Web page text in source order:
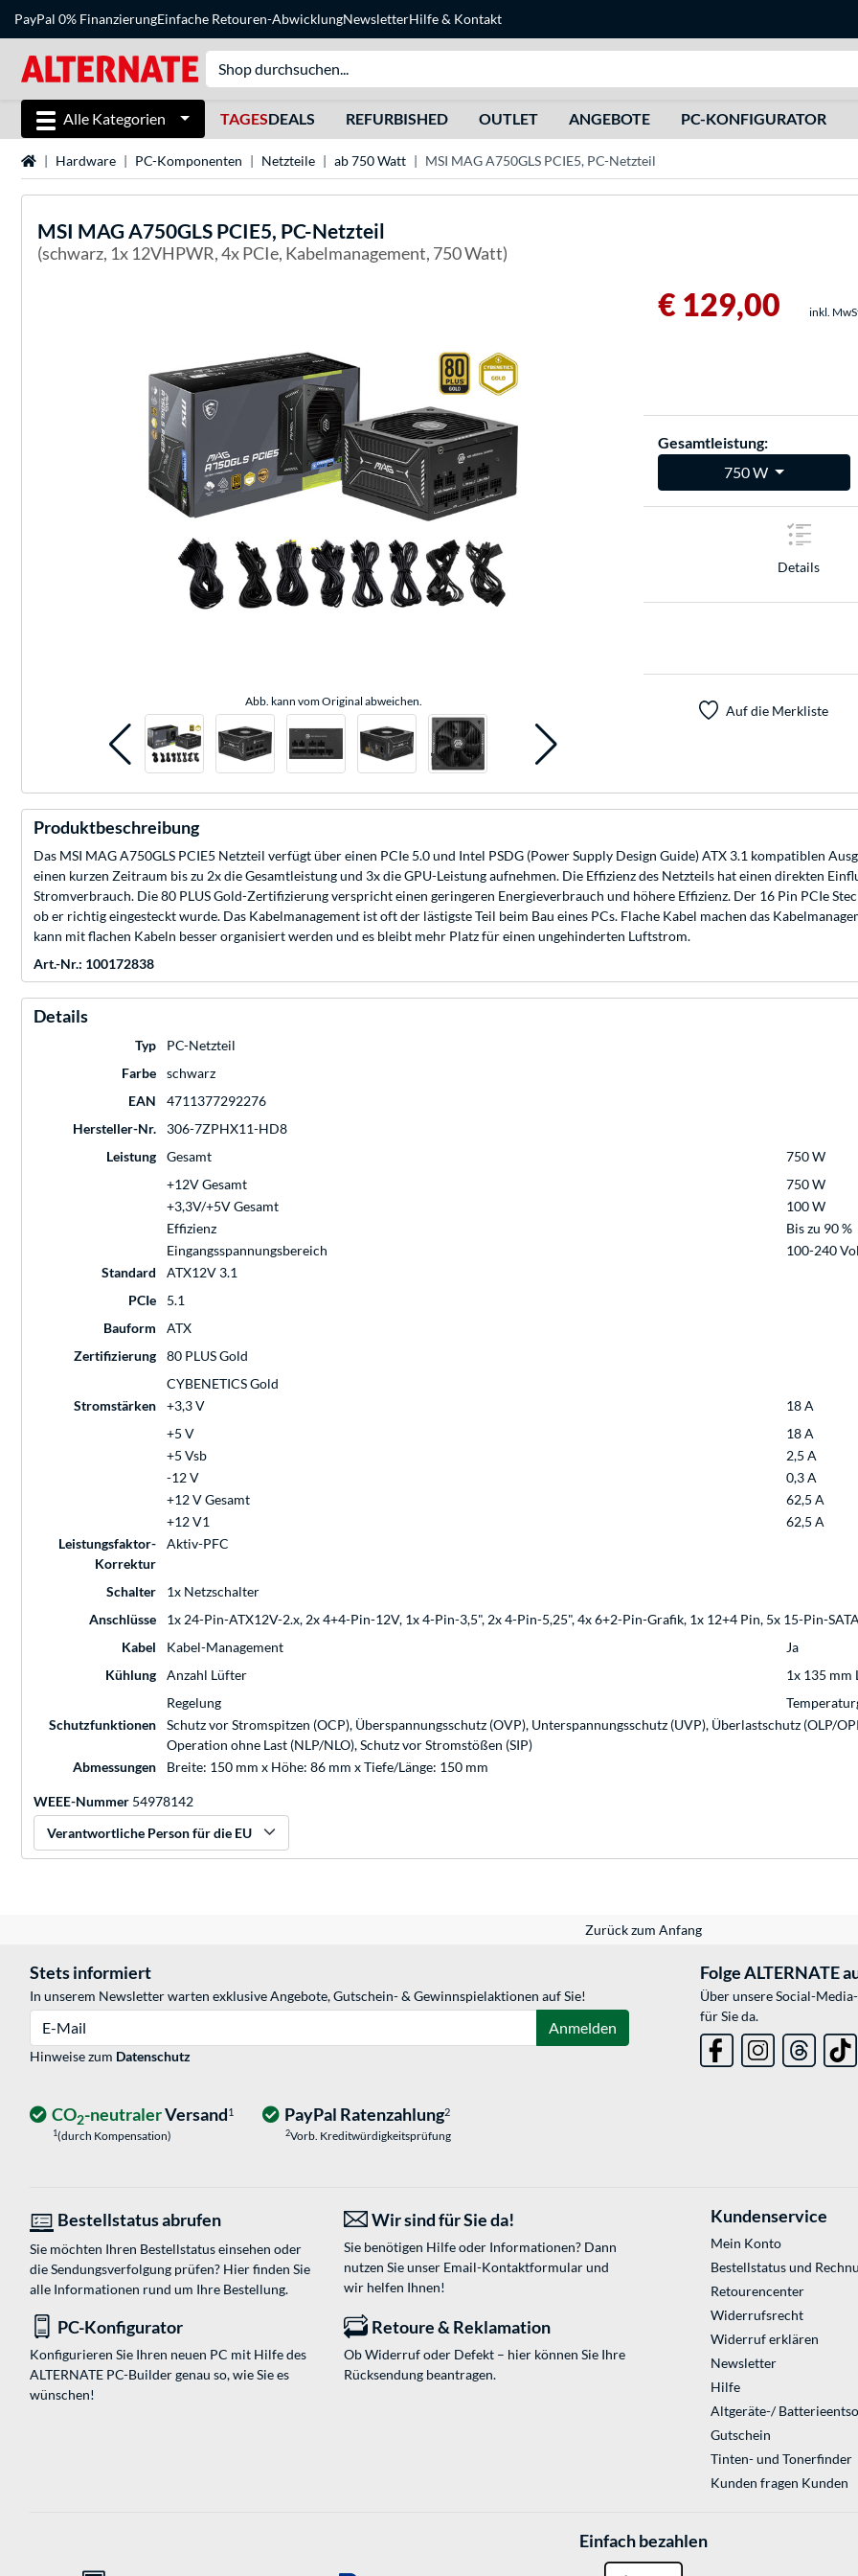
PayPal 0% FinanzierungEinfache Retouren-AbwicklungNewsletterHilfe& Kontakt
Alle Kategorien TAGESDEALS REFURBISHED OUTLET ANGEBOTE PC-KONFIGURATOR
StartseiteHardware PC-Komponenten Netzteile ab 750 Watt MSI MAG A750GLS PCIE5, PC-Netzteil
MSI MAG A750GLS PCIE5, PC-Netzteil
(schwarz, 1x 12VHPWR, 4x PCIe, Kabelmanagement, 750 Watt)
Abb. kann vom Original abweichen.
€ 129,00 inkl.
Gesamtleistung:
750 W
Details
Auf die Merkliste
Produktbeschreibung
Das MSI MAG A750GLS PCIE5 Netzteil verfügt über einen PCIe 5.0 und Intel PSDG (Power Supply Design Guide) ATX 3.1 kompatiblen
einen kurzen Zeitraum bis zu 2x die Gesamtleistung und 3x die GPU-Leistung aufnehmen. Die Effizienz des Netzteils hat einen direkten
Stromverbrauch. Die 80 PLUS Gold-Zertifizierung verspricht einen geringeren Energieverbrauch und höhere Effizienz. Der 16 Pin PCIe
ob er richtig eingesteckt wurde. Das Kabelmanagement ist oft der lästigste Teil beim Bau eines PCs. Flache Kabel machen das
kann mit flachen Kabeln besser organisiert werden und es bleibt mehr Platz für einen ungehinderten Luftstrom.
Art.-Nr.: 100172838
Details
Typ
PC-Netzteil
Farbe
schwarz
EAN
4711377292276
Hersteller-Nr.
306-7ZPHX11-HD8
Leistung
Gesamt
750 W
+12V Gesamt
750 W
+3,3V/+5V Gesamt
100 W
Effizienz
Bis zu 90 %
Eingangsspannungsbereich
100-240
Standard
ATX12V 3.1
PCIe
5.1
Bauform
ATX
Zertifizierung
80 PLUS Gold
CYBENETICS Gold
Stromstärken
+3,3 V
18 A
+5 V
18 A
+5 Vsb
2,5 A
-12 V
0,3 A
+12 V Gesamt
62,5 A
+12 V1
62,5 A
Leistungsfaktor-
Korrektur
Aktiv-PFC
Schalter
1x Netzschalter
Anschlüsse
1x 24-Pin-ATX12V-2.x, 2x 4+4-Pin-12V, 1x 4-Pin-3,5", 2x 4-Pin-5,25", 4x 6+2-Pin-Grafik, 1x 12+4 Pin, 5x 15-Pin-SATA
Kabel
Kabel-Management
Ja
Kühlung
Anzahl Lüfter
1x 135 mm
Regelung
Schutzfunktionen
Schutz vor Stromspitzen (OCP), Überspannungsschutz (OVP), Unterspannungsschutz (UVP), Überlastschutz (OLP/
Operation ohne Last (NLP/NLO), Schutz vor Stromstößen (SIP)
Abmessungen
Breite: 150 mm x Höhe: 86 mm x Tiefe/Länge: 150 mm
WEEE-Nummer 54978142
Verantwortliche Person für die EU
Zurück zum Anfang
Stets informiert
In unserem Newsletter warten exklusive Angebote, Gutschein- & Gewinnspielaktionen auf Sie!
Anmelden
Hinweise zum Datenschutz
Folge ALTERNATE
Über unsere Social-
für Sie da.
CO2-neutralerVersand1
1(durch Kompensation)
PayPal Ratenzahlung2
2Vorb. Kreditwürdigkeitsprüfung
Bestellstatus abrufen
Sie möchten Ihren Bestellstatus einsehen oder
die Sendungsverfolgung prüfen? Hier finden Sie
alle Informationen rund um Ihre Bestellung.
Wir sind für Sie da!
Sie benötigen Hilfe oder Informationen? Dann
nutzen Sie unser Email-Kontaktformularund
wir helfen Ihnen!
PC-Konfigurator
Konfigurieren Sie Ihren neuen PC mit Hilfe des
ALTERNATE PC-Builder genau so, wie Sie es
wünschen!
Retoure & Reklamation
Ob Widerruf oder Defekt – hier können Sie Ihre
Rücksendung beantragen.
Kundenservice
Mein Konto
Bestellstatus und
Retourencenter
Widerrufsrecht
Widerruf erklären
Newsletter
Hilfe
Altgeräte-/
Gutschein
Tinten- und Tonerfinder
Kunden fragen Kunden
Einfach bezahlen